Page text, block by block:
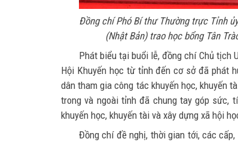
Đồng chí Phó Bí thư Thường trực Tỉnh
(Nhật Bản) trao học bổng Tân
Phát biểu tại buổi lễ, đồng chí Chủ tịch
Hội Khuyến học từ tỉnh đến cơ sở đã phát
dân tham gia công tác khuyến học, khuyến
trong và ngoài tỉnh đã chung tay góp sức,
khuyến học, khuyến tài và xây dựng xã hội
Đồng chí đề nghị, thời gian tới, các